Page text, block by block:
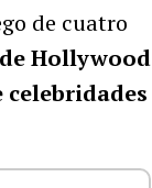
de cuatro
Hollywood